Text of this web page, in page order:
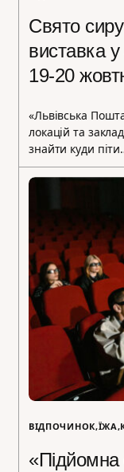
Свято
виставка
19-20
«Львівська
локацій та
знайти куди
ВІДПОЧИНОК ЇЖА